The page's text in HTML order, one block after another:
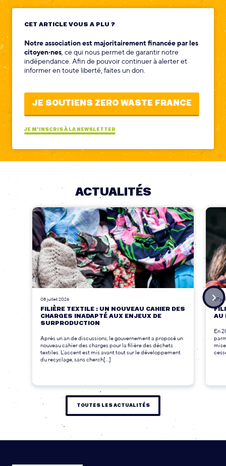
CET ARTICLE VOUS A PLU ?
Notre association est majoritairement financée par les
citoyen‧nes, ce qui nous permet de garantir notre
indépendance. Afin de pouvoir continuer à alerter et
informer en toute liberté, faites un don.
JE SOUTIENS ZERO WASTE FRANCE
JE M'INSCRIS À LA NEWSLETTER
ACTUALITÉS
08 juillet 2026
FILIÈRE TEXTILE : UN NOUVEAU CAHIER DES
CHARGES INADAPTÉ AUX ENJEUX DE
SURPRODUCTION
Après un an de discussions, le gouvernement a proposé un
nouveau cahier des charges pour la filière des déchets
textiles. L’accent est mis avant tout sur le développement
du recyclage, sans cherch[...]
07
AU
En
TOUTES LES ACTUALITÉS